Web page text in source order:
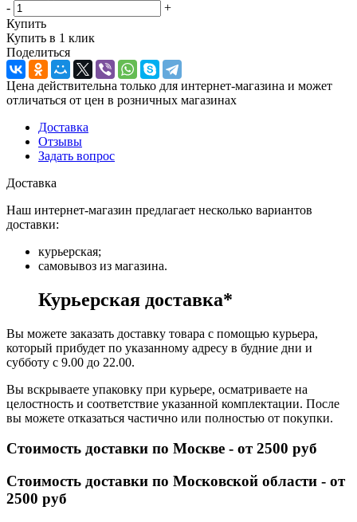
-
+
Купить
Купить в 1 клик
Поделиться
Цена действительна только для интернет-магазина и может
отличаться от цен в розничных магазинах
Доставка
Отзывы
Задать вопрос
Доставка
Наш интернет-магазин предлагает несколько вариантов
доставки:
курьерская;
самовывоз из магазина.
Курьерская доставка*
Вы можете заказать доставку товара с помощью курьера,
который прибудет по указанному адресу в будние дни и
субботу с 9.00 до 22.00.
Вы вскрываете упаковку при курьере, осматриваете на
целостность и соответствие указанной комплектации. После
вы можете отказаться частично или полностью от покупки.
Стоимость доставки по Москве - от 2500 руб
Стоимость доставки по Московской области - от
2500 руб